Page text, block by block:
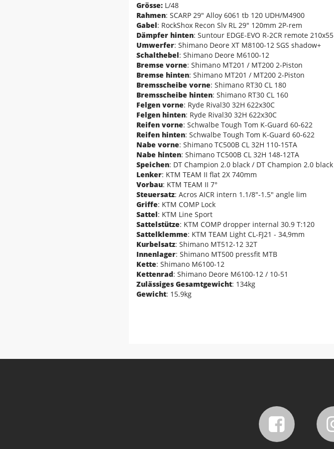
Grösse: L/48
Rahmen: SCARP 29" Alloy 6061 tb 120 UDH/M4900
Gabel: RockShox Recon Slv RL 29" 120mm 2P-rem
Dämpfer hinten: Suntour EDGE-EVO R-2CR remote 210x55
Umwerfer: Shimano Deore XT M8100-12 SGS shadow+
Schalthebel: Shimano Deore M6100-12
Bremse vorne: Shimano MT201 / MT200 2-Piston
Bremse hinten: Shimano MT201 / MT200 2-Piston
Bremsscheibe vorne: Shimano RT30 CL 180
Bremsscheibe hinten: Shimano RT30 CL 160
Felgen vorne: Ryde Rival30 32H 622x30C
Felgen hinten: Ryde Rival30 32H 622x30C
Reifen vorne: Schwalbe Tough Tom K-Guard 60-622
Reifen hinten: Schwalbe Tough Tom K-Guard 60-622
Nabe vorne: Shimano TC500B CL 32H 110-15TA
Nabe hinten: Shimano TC500B CL 32H 148-12TA
Speichen: DT Champion 2.0 black / DT Champion 2.0 black
Lenker: KTM TEAM II flat 2X 740mm
Vorbau: KTM TEAM II 7°
Steuersatz: Acros AICR intern 1.1/8"-1.5" angle lim
Griffe: KTM COMP Lock
Sattel: KTM Line Sport
Sattelstütze: KTM COMP dropper internal 30.9 T:120
Sattelklemme: KTM TEAM Light CL-FJ21 - 34,9mm
Kurbelsatz: Shimano MT512-12 32T
Innenlager: Shimano MT500 pressfit MTB
Kette: Shimano M6100-12
Kettenrad: Shimano Deore M6100-12 / 10-51
Zulässiges Gesamtgewicht: 134kg
Gewicht: 15.9kg